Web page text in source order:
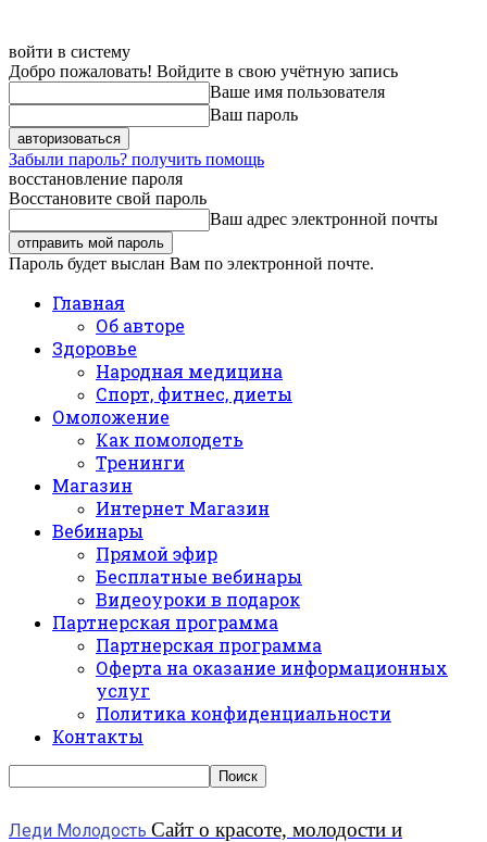
войти в систему
Добро пожаловать! Войдите в свою учётную запись
Ваше имя пользователя
Ваш пароль
Забыли пароль? получить помощь
восстановление пароля
Восстановите свой пароль
Ваш адрес электронной почты
Пароль будет выслан Вам по электронной почте.
Главная
Об авторе
Здоровье
Народная медицина
Спорт, фитнес, диеты
Омоложение
Как помолодеть
Тренинги
Магазин
Интернет Магазин
Вебинары
Прямой эфир
Бесплатные вебинары
Видеоуроки в подарок
Партнерская программа
Партнерская программа
Оферта на оказание информационных
услуг
Политика конфиденциальности
Контакты
Леди Молодость Сайт о красоте, молодости и